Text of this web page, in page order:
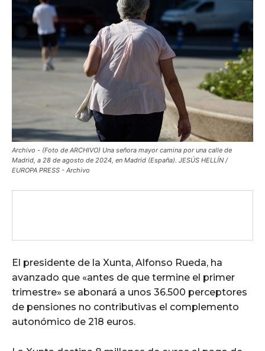
Archivo - (Foto de ARCHIVO) Una señora mayor camina por una calle de
Madrid, a 28 de agosto de 2024, en Madrid (España). JESÚS HELLÍN /
EUROPA PRESS - Archivo
El presidente de la Xunta, Alfonso Rueda, ha
avanzado que «antes de que termine el primer
trimestre» se abonará a unos 36.500 perceptores
de pensiones no contributivas el complemento
autonómico de 218 euros.